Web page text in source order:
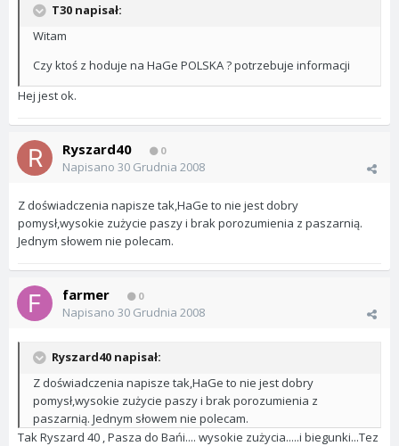
T30 napisał:
Witam
Czy ktoś z hoduje na HaGe POLSKA ? potrzebuje informacji
Hej jest ok.
Ryszard40 0
Napisano 30 Grudnia 2008
Z doświadczenia napisze tak,HaGe to nie jest dobry
pomysł,wysokie zużycie paszy i brak porozumienia z paszarnią.
Jednym słowem nie polecam.
farmer 0
Napisano 30 Grudnia 2008
Ryszard40 napisał:
Z doświadczenia napisze tak,HaGe to nie jest dobry
pomysł,wysokie zużycie paszy i brak porozumienia z
paszarnią. Jednym słowem nie polecam.
Tak Ryszard 40 , Pasza do Bańi.... wysokie zużycia.....i biegunki...Tez